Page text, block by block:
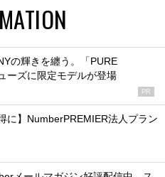
の輝きを纏う。「PURE
ーズに限定モデルが登場
PR
に】NumberPREMIER法人プラン